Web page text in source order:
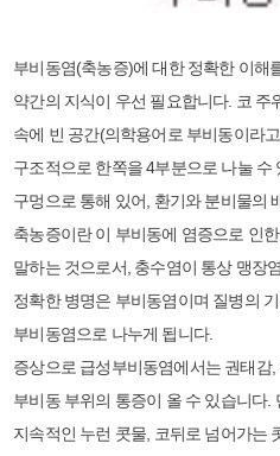
부비동염(축농증)에 대한 정확한 이해
약간의 지식이 우선 필요합니다. 코 주
속에 빈 공간(의학용어로 부비동이라
구조적으로 한쪽을 4부분으로 나눌
구멍으로 통해 있어, 환기와 분비물의
축농증이란 이 부비동에 염증으로 인
말하는 것으로서, 충수염이 통상 맹장
정확한 병명은 부비동염이며 질병의
부비동염으로 나누게 됩니다.
증상으로 급성부비동염에서는 권태감
부비동 부위의 통증이 올 수 있습니다.
지속적인 누런 콧물, 코뒤로 넘어가는